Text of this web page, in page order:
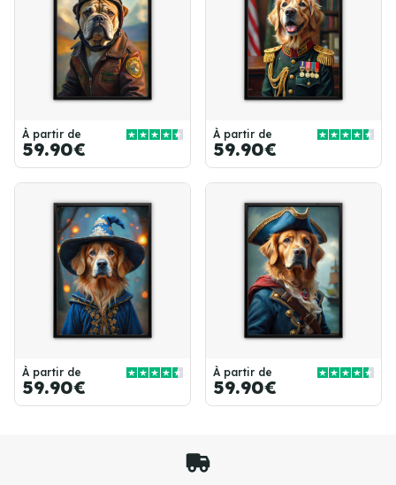
À partir de
59.90€
À partir de
59.90€
À partir de
59.90€
À partir de
59.90€